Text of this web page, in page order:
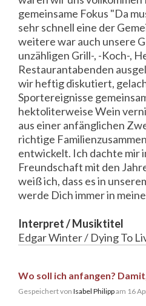
gemeinsame Fokus "Da
sehr schnell eine der
weitere war auch unsere
unzähligen Grill-, -Koch-,
Restaurantabenden
wir heftig diskutiert,
Sportereignisse
hektoliterweise Wein
aus einer anfänglichen
richtige
entwickelt. Ich dachte mir
Freundschaft mit den
weiß ich, dass es in
werde Dich immer in
Interpret / Musiktitel
Edgar Winter / Dying To
Wo soll ich anfangen? Damit,
Gespeichert von Isabel Philippam 16